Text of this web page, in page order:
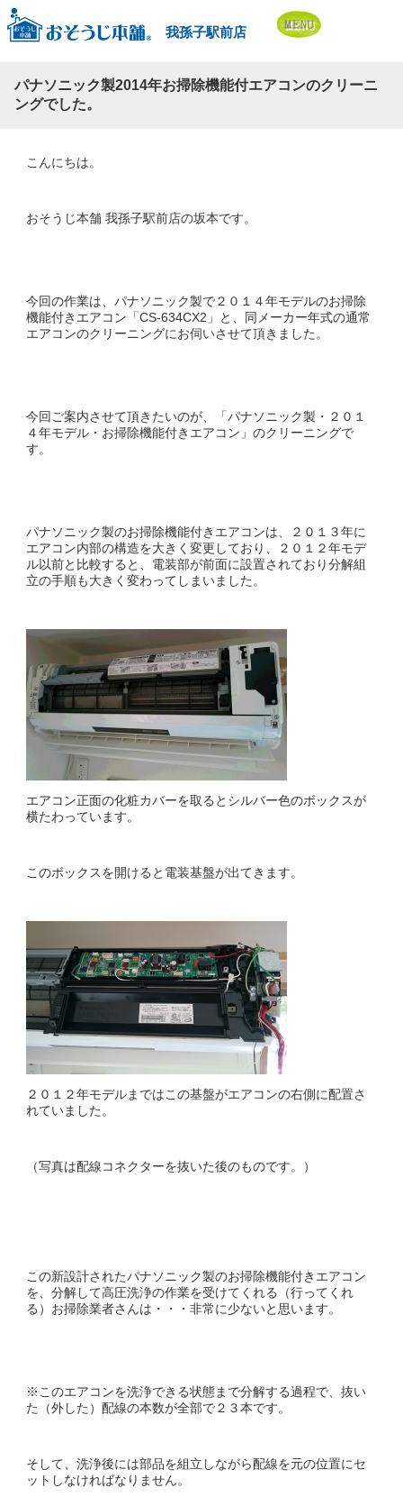
我孫子駅前店
パナソニック製2014年お掃除機能付エアコンのクリーニ
ングでした。
こんにちは。
おそうじ本舗 我孫子駅前店の坂本です。
今回の作業は、パナソニック製で２０１４年モデルのお掃除
機能付きエアコン「CS-634CX2」と、同メーカー年式の通常
エアコンのクリーニングにお伺いさせて頂きました。
今回ご案内させて頂きたいのが、「パナソニック製・２０１
４年モデル・お掃除機能付きエアコン」のクリーニングで
す。
パナソニック製のお掃除機能付きエアコンは、２０１３年に
エアコン内部の構造を大きく変更しており、２０１２年モデ
ル以前と比較すると、電装部が前面に設置されており分解組
立の手順も大きく変わってしまいました。
エアコン正面の化粧カバーを取るとシルバー色のボックスが
横たわっています。
このボックスを開けると電装基盤が出てきます。
２０１２年モデルまではこの基盤がエアコンの右側に配置さ
れていました。
（写真は配線コネクターを抜いた後のものです。）
この新設計されたパナソニック製のお掃除機能付きエアコン
を、分解して高圧洗浄の作業を受けてくれる（行ってくれ
る）お掃除業者さんは・・・非常に少ないと思います。
※このエアコンを洗浄できる状態まで分解する過程で、抜い
た（外した）配線の本数が全部で２３本です。
そして、洗浄後には部品を組立しながら配線を元の位置にセ
ットしなければなりません。